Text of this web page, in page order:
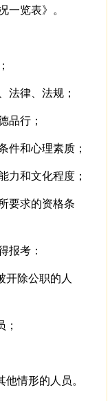
一览表》。
法律、法规；
品行；
件和心理素质；
力和文化程度；
要求的资格条
报考：
开除公职的人
情形的人员。